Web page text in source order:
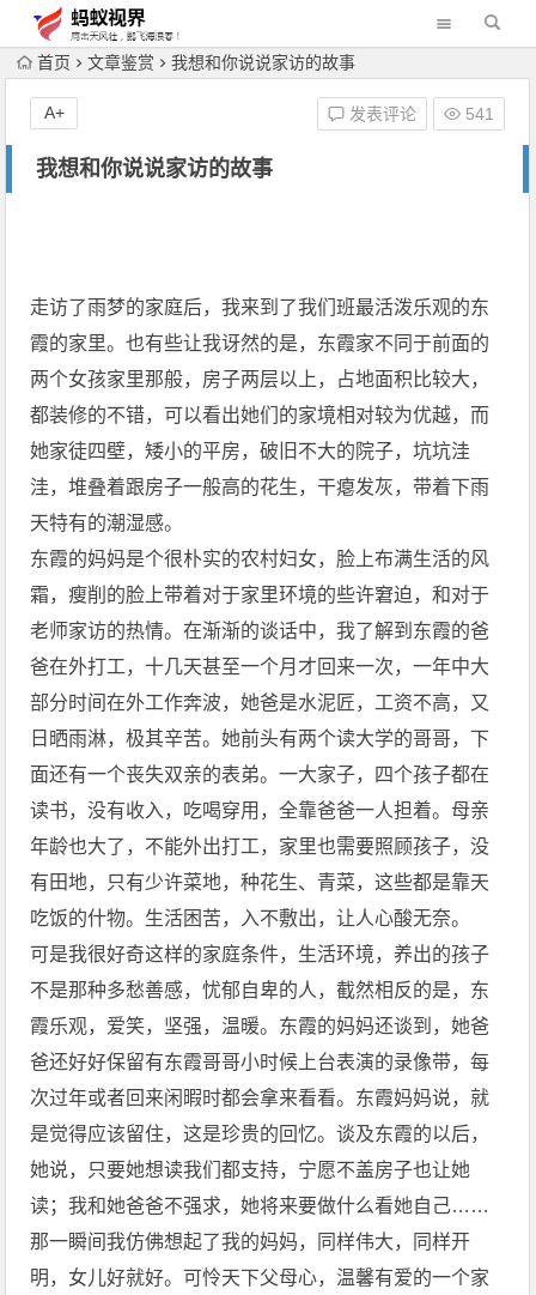
首页 文章鉴赏 我想和你说说家访的故事
我想和你说说家访的故事
发表评论 541
A+
走访了雨梦的家庭后，我来到了我们班最活泼乐观的东
霞的家里。也有些让我讶然的是，东霞家不同于前面的
两个女孩家里那般，房子两层以上，占地面积比较大，
都装修的不错，可以看出她们的家境相对较为优越，而
她家徒四壁，矮小的平房，破旧不大的院子，坑坑洼
洼，堆叠着跟房子一般高的花生，干瘪发灰，带着下雨
天特有的潮湿感。
东霞的妈妈是个很朴实的农村妇女，脸上布满生活的风
霜，瘦削的脸上带着对于家里环境的些许窘迫，和对于
老师家访的热情。在渐渐的谈话中，我了解到东霞的爸
爸在外打工，十几天甚至一个月才回来一次，一年中大
部分时间在外工作奔波，她爸是水泥匠，工资不高，又
日晒雨淋，极其辛苦。她前头有两个读大学的哥哥，下
面还有一个丧失双亲的表弟。一大家子，四个孩子都在
读书，没有收入，吃喝穿用，全靠爸爸一人担着。母亲
年龄也大了，不能外出打工，家里也需要照顾孩子，没
有田地，只有少许菜地，种花生、青菜，这些都是靠天
吃饭的什物。生活困苦，入不敷出，让人心酸无奈。
可是我很好奇这样的家庭条件，生活环境，养出的孩子
不是那种多愁善感，忧郁自卑的人，截然相反的是，东
霞乐观，爱笑，坚强，温暖。东霞的妈妈还谈到，她爸
爸还好好保留有东霞哥哥小时候上台表演的录像带，每
次过年或者回来闲暇时都会拿来看看。东霞妈妈说，就
是觉得应该留住，这是珍贵的回忆。谈及东霞的以后，
她说，只要她想读我们都支持，宁愿不盖房子也让她
读；我和她爸爸不强求，她将来要做什么看她自己……
那一瞬间我仿佛想起了我的妈妈，同样伟大，同样开
明，女儿好就好。可怜天下父母心，温馨有爱的一个家